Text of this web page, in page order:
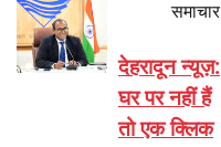
समाचार
देहरादून न्यूज़:
घर पर नहीं हैं
तो एक क्लिक